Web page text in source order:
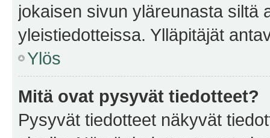
jokaisen sivun yläreunasta siltä
yleistiedotteissa. Ylläpitäjät
Ylös
Mitä ovat pysyvät tiedotteet?
Pysyvät tiedotteet näkyvät